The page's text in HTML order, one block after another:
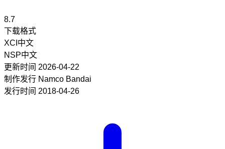
8.7
下载格式
XCI 中文
NSP中文
更新时间 2026-04-22
制作发行 Namco Bandai
发行时间 2018-04-26